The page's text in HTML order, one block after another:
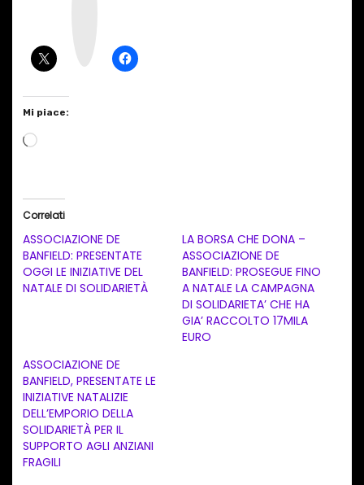
Mi piace:
C
a
m
e
o
i
n
c
o
Correlati
ASSOCIAZIONE DE
BANFIELD: PRESENTATE
OGGI LE INIZIATIVE DEL
NATALE DI SOLIDARIETÀ
LA BORSA CHE DONA –
ASSOCIAZIONE DE
BANFIELD: PROSEGUE FINO
A NATALE LA CAMPAGNA
DI SOLIDARIETA’ CHE HA
GIA’ RACCOLTO 17MILA
EURO
ASSOCIAZIONE DE
BANFIELD, PRESENTATE LE
INIZIATIVE NATALIZIE
DELL’EMPORIO DELLA
SOLIDARIETÀ PER IL
SUPPORTO AGLI ANZIANI
FRAGILI